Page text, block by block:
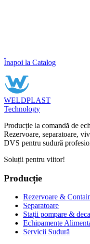
Înapoi la Catalog
WELDPLAST
Technology
Producție la comandă de
Rezervoare, separatoare,
DVS pentru sudură
Soluții pentru viitor!
Producție
Rezervoare &
Separatoare
Stații pompare &
Echipamente
Servicii Sudură